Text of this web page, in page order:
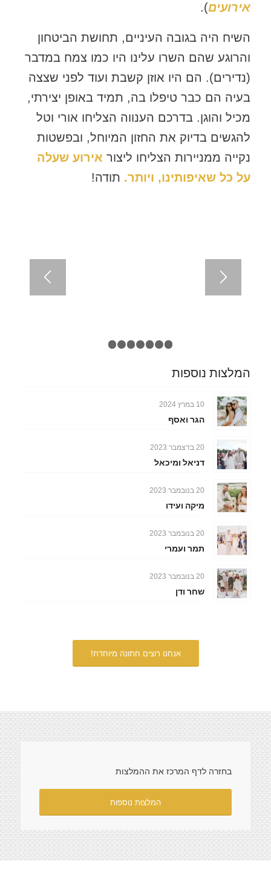
אירועים)
.
השיח היה בגובה העיניים, תחושת הביטחון
והרוגע שהם השרו עלינו היו כמו צמח במדבר
(נדירים). הם היו אוזן קשבת ועוד לפני שצצה
בעיה הם כבר טיפלו בה, תמיד באופן יצירתי,
מכיל והוגן. בדרכם הענווה הצליחו אורי וטל
להגשים בדיוק את החזון המיוחל, ובפשטות
נקייה ממניירות הצליחו ליצור אירוע שעלה
על כל שאיפותינו, ויותר. תודה!
המלצות נוספות
10 במרץ 2024
הגר ואסף
20 בדצמבר 2023
דניאל ומיכאל
20 בנובמבר 2023
מיקה ועידו
20 בנובמבר 2023
תמר ועמרי
20 בנובמבר 2023
שחר ודן
אנחנו רוצים חתונה מיוחדת!
בחזרה לדף המרכז את ההמלצות
המלצות נוספות